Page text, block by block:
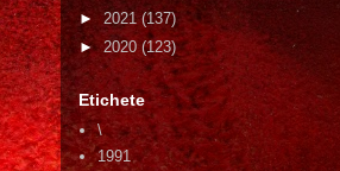
► 2021(137)
► 2020(123)
Etichete
\
1991